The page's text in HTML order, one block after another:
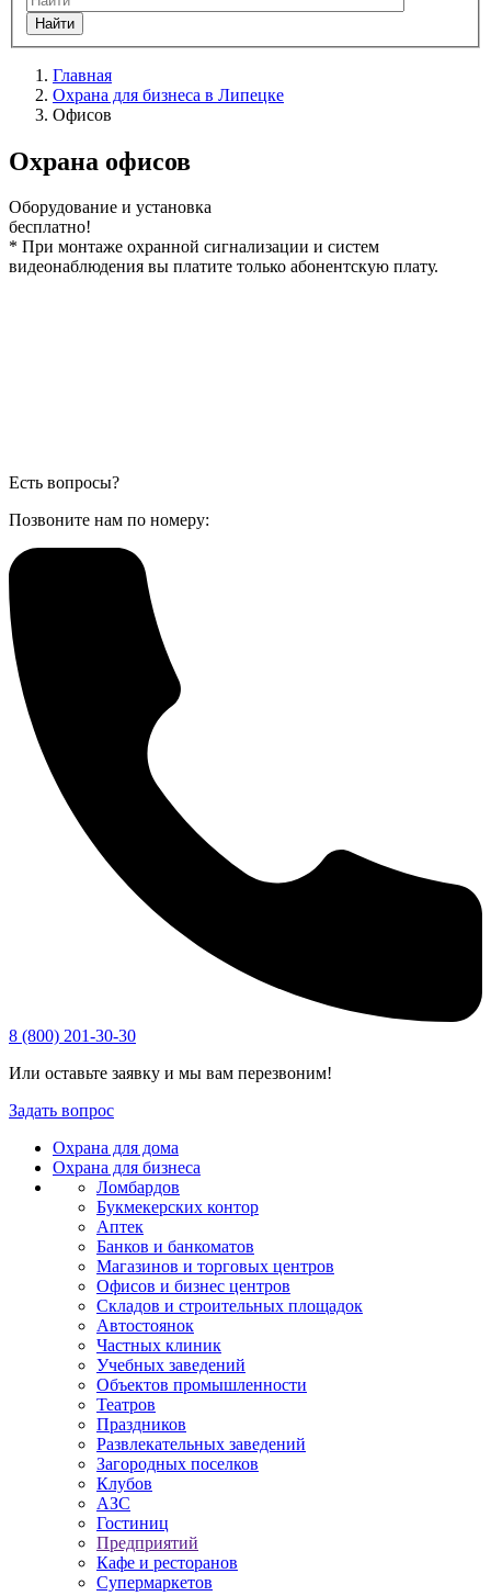
Найти
Главная
Охрана для бизнеса в Липецке
Офисов
Охрана офисов
Оборудование и установка
бесплатно!
* При монтаже охранной сигнализации и систем
видеонаблюдения вы платите только абонентскую плату.
Есть вопросы?
Позвоните нам по номеру:
8 (800) 201-30-30
Или оставьте заявку и мы вам перезвоним!
Задать вопрос
Охрана для дома
Охрана для бизнеса
Ломбардов
Букмекерских контор
Аптек
Банков и банкоматов
Магазинов и торговых центров
Офисов и бизнес центров
Складов и строительных площадок
Автостоянок
Частных клиник
Учебных заведений
Объектов промышленности
Театров
Праздников
Развлекательных заведений
Загородных поселков
Клубов
АЗС
Гостиниц
Предприятий
Кафе и ресторанов
Супермаркетов